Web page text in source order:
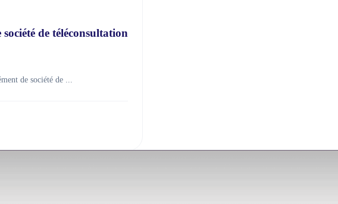
de téléconsultation
de société de ...